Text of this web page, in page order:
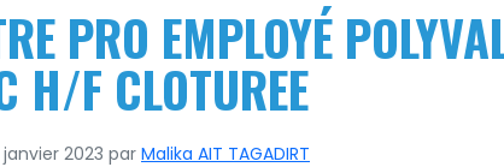
PRO EMPLOYÉ
H/F CLOTUREE
2023 par Malika AIT TAGADIRT